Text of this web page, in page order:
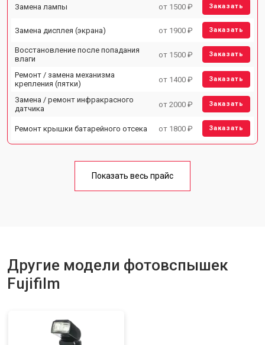
Замена лампы от 1500 ₽ Заказать
Замена дисплея (экрана) от 1900 ₽ Заказать
Восстановление после попадания
влаги
от 1500 ₽ Заказать
Ремонт / замена механизма
крепления (пятки)
от 1400 ₽ Заказать
Замена / ремонт инфракрасного
датчика
от 2000 ₽ Заказать
Ремонт крышки батарейного отсека от 1800 ₽ Заказать
Показать весь прайс
Другие модели фотовспышек
Fujifilm